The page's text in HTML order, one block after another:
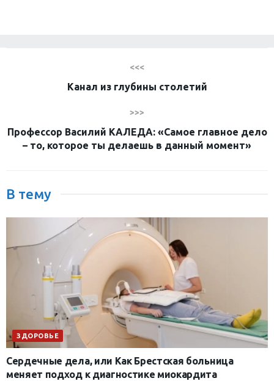
<<<
Канал из глубины столетий
>>>
Профессор Василий КАЛЕДА: «Самое главное дело
– то, которое ты делаешь в данный момент»
В тему
ЗДОРОВЬЕ
Сердечные дела, или Как Брестская больница
меняет подход к диагностике миокардита